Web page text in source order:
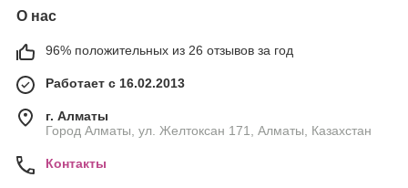
О нас
96% положительных из 26 отзывов за год
Работает с 16.02.2013
г. Алматы
Город Алматы, ул. Желтоксан 171, Алматы, Казахстан
Контакты